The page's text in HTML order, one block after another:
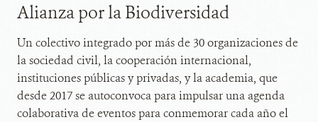
Alianza por la Biodiversidad
Un colectivo integrado por más de 30 organizaciones de
la sociedad civil, la cooperación internacional,
instituciones públicas y privadas, y la academia, que
desde 2017 se autoconvoca para impulsar una agenda
colaborativa de eventos para conmemorar cada año el